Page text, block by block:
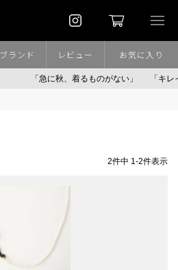
「急に秋、着るものがない」 「キレ
ブランド レビュー お気に入り
2件中 1-2件表示